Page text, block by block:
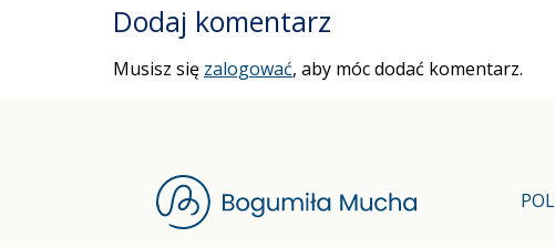
Dodaj komentarz
Musisz się zalogować, aby móc dodać komentarz.